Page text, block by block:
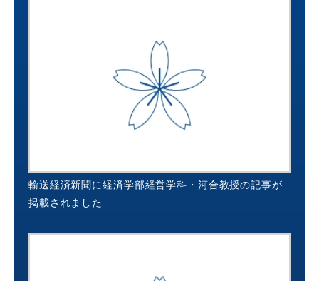
輸送経済新聞に経済学部経営学科・河合教授の記事が
掲載されました